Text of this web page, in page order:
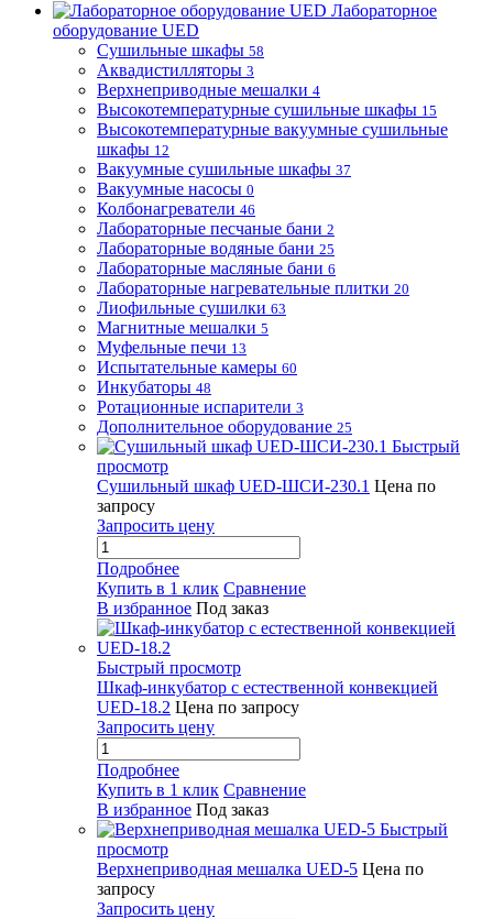
Лабораторное
оборудование UED
Сушильные шкафы 58
Аквадистилляторы 3
Верхнеприводные мешалки 4
Высокотемпературные сушильные шкафы 15
Высокотемпературные вакуумные сушильные
шкафы 12
Вакуумные сушильные шкафы 37
Вакуумные насосы 0
Колбонагреватели 46
Лабораторные песчаные бани 2
Лабораторные водяные бани 25
Лабораторные масляные бани 6
Лабораторные нагревательные плитки 20
Лиофильные сушилки 63
Магнитные мешалки 5
Муфельные печи 13
Испытательные камеры 60
Инкубаторы 48
Ротационные испарители 3
Дополнительное оборудование 25
Быстрый
просмотр
Сушильный шкаф UED-ШСИ-230.1 Цена по
запросу
Запросить цену
Подробнее
Купить в 1 клик Сравнение
В избранное Под заказ
Быстрый просмотр
Шкаф-инкубатор с естественной конвекцией
UED-18.2 Цена по запросу
Запросить цену
Подробнее
Купить в 1 клик Сравнение
В избранное Под заказ
Быстрый
просмотр
Верхнеприводная мешалка UED-5 Цена по
запросу
Запросить цену